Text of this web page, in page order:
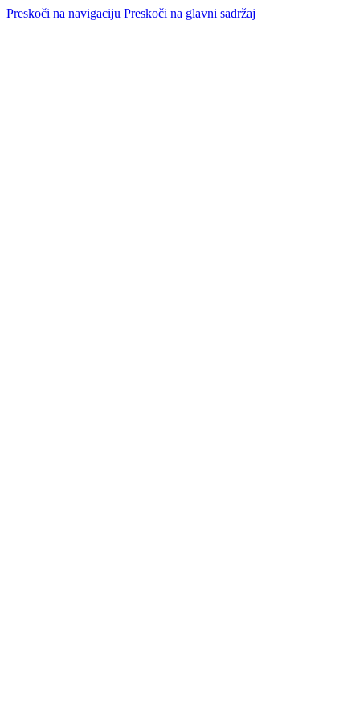
Preskoči na navigaciju Preskoči na glavni sadržaj